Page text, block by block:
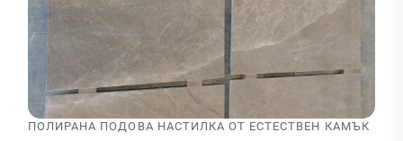
ПОЛИРАНА ПОДОВА НАСТИЛКА ОТ ЕСТЕСТВЕН КАМЪК